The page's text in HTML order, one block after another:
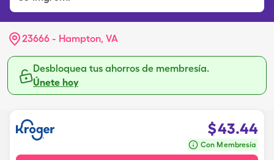
23666 - Hampton, VA
Desbloquea tus ahorros de membresía.
Únete hoy
$43.44
Con Membresía